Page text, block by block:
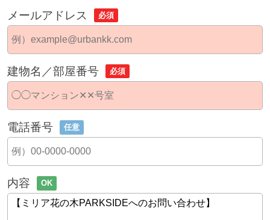
メールアドレス 必須
建物名／部屋番号 必須
電話番号 任意
内容 OK